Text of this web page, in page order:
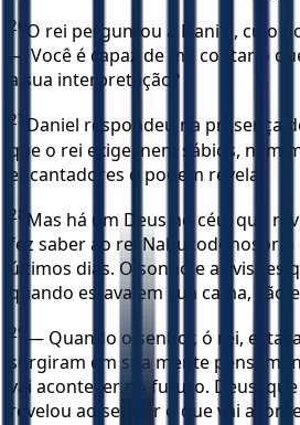
26 O rei perguntou a Daniel, cujo
— Você é capaz de me contar o
a sua interpretação?
27 Daniel respondeu na presença
que o rei exige, nem sábios, nem
encantadores o podem revelar.
28 Mas há um Deus no céu, que
fez saber ao rei Nabucodonosor o
últimos dias. O sonho e as visões
quando estava em sua cama, são
29 — Quando o senhor, ó rei,
surgiram em sua mente
vai acontecer no futuro. Deus, que
revelou ao senhor o que vai